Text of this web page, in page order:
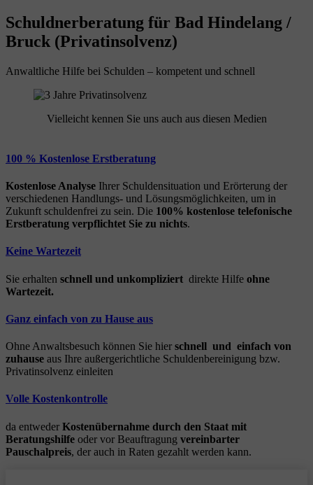
Schuldnerberatung für Bad Hindelang /
Bruck (Privatinsolvenz)
Anwaltliche Hilfe bei Schulden – kompetent und schnell
Vielleicht kennen Sie uns auch aus diesen Medien
100 % Kostenlose Erstberatung
Kostenlose Analyse Ihrer Schuldensituation und Erörterung der
verschiedenen Handlungs- und Lösungsmöglichkeiten, um in
Zukunft schuldenfrei zu sein. Die 100% kostenlose telefonische
Erstberatung verpflichtet Sie zu nichts.
Keine Wartezeit
Sie erhalten schnell und unkompliziert direkte Hilfe ohne
Wartezeit.
Ganz einfach von zu Hause aus
Ohne Anwaltsbesuch können Sie hier schnell und einfach von
zuhause aus Ihre außergerichtliche Schuldenbereinigung bzw.
Privatinsolvenz einleiten
Volle Kostenkontrolle
da entweder Kostenübernahme durch den Staat mit
Beratungshilfe oder vor Beauftragung vereinbarter
Pauschalpreis, der auch in Raten gezahlt werden kann.